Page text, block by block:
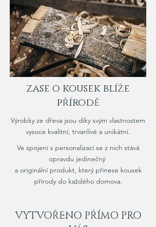
zase o kousek blíže
přírodě
Výrobky ze dřeva jsou díky svým vlastnostem
vysoce kvalitní, trvanlivé a unikátní.
Ve spojení s personalizací se z nich stává
opravdu jedinečný
a originální produkt, který přinese kousek
přírody do každého domova.
VYTVOŘENO PŘÍMO PRO